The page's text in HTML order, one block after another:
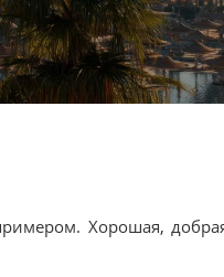
Хорошая,